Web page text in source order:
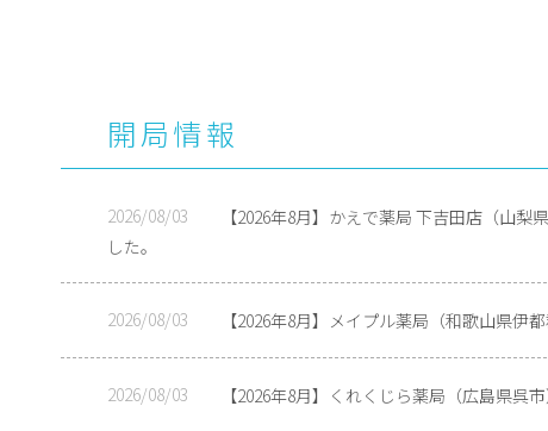
開局情報
2026/08/03
【2026年8月】かえで薬局 下吉田店（山梨
した。
2026/08/03 【2026年8月】メイプル薬局（和歌山県伊
2026/08/03 【2026年8月】くれくじら薬局（広島県呉